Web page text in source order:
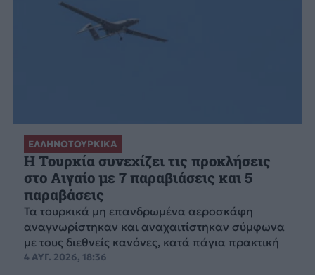
ΕΛΛΗΝΟΤΟΥΡΚΙΚΑ
Η Τουρκία συνεχίζει τις προκλήσεις
στο Αιγαίο με 7 παραβιάσεις και 5
παραβάσεις
Τα τουρκικά μη επανδρωμένα αεροσκάφη
αναγνωρίστηκαν και αναχαιτίστηκαν σύμφωνα
με τους διεθνείς κανόνες, κατά πάγια πρακτική
4 ΑΥΓ. 2026, 18:36